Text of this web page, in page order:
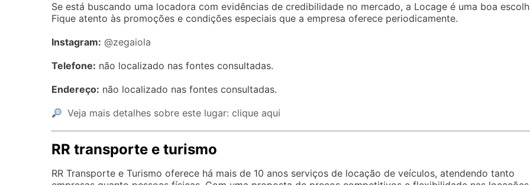
Se está buscando uma locadora com evidências de credibilidade no mercado, a Locage é uma boa
Fique atento às promoções e condições especiais que a empresa oferece periodicamente.
Instagram: @zegaiola
Telefone: não localizado nas fontes consultadas.
Endereço: não localizado nas fontes consultadas.
Veja mais detalhes sobre este lugar: clique aqui
RR transporte e turismo
RR Transporte e Turismo oferece há mais de 10 anos serviços de locação de veículos, atendendo tanto